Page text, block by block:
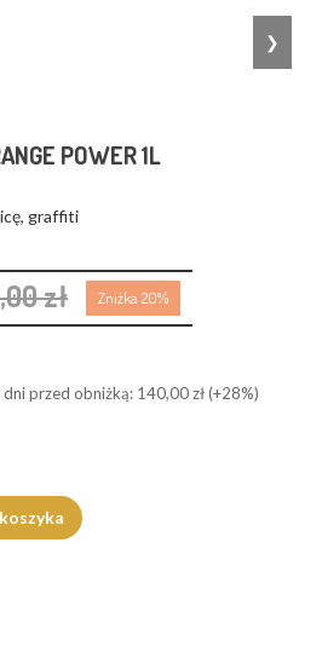
❯
POWER 1L
graffiti
zł Zniżka 20%
dni przed obniżką: 140,00 zł(+28%)